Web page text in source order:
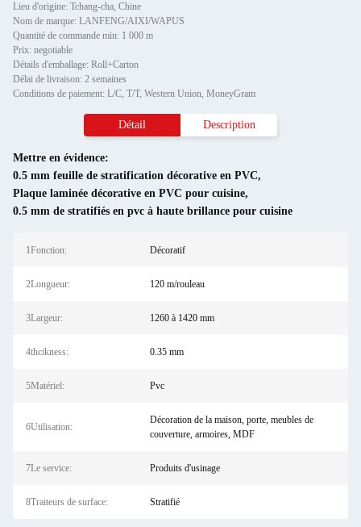
Lieu d'origine: Tchang-cha, Chine
Nom de marque: LANFENG/AIXI/WAPUS
Quantité de commande min: 1 000 m
Prix: negotiable
Détails d'emballage: Roll+Carton
Délai de livraison: 2 semaines
Conditions de paiement: L/C, T/T, Western Union, MoneyGram
Détail Description
Mettre en évidence:
0.5 mm feuille de stratification décorative en PVC,
Plaque laminée décorative en PVC pour cuisine,
0.5 mm de stratifiés en pvc à haute brillance pour cuisine
1Fonction: Décoratif
2Longueur: 120 m/rouleau
3Largeur: 1260 à 1420 mm
4thcikness: 0.35 mm
5Matériel: Pvc
6Utilisation:
Décoration de la maison, porte, meubles de
couverture, armoires, MDF
7Le service: Produits d'usinage
8Traiteurs de surface: Stratifié